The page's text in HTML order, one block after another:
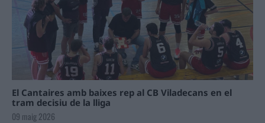
El Cantaires amb baixes rep al CB Viladecans en el
tram decisiu de la lliga
09 maig 2026